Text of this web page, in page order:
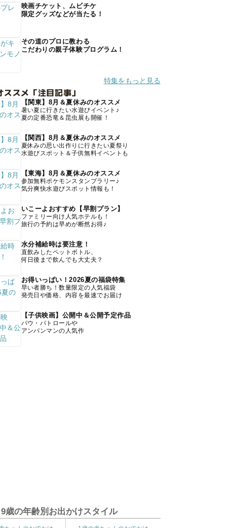
映画チケット、ムビチケ
限定グッズなどが当たる！
その道のプロに教わる
こだわりの親子体験プログラム！
特集をもっと見る
ススメ「注目記事」
【関東】8月＆夏休みのオススメ
暑い夏に行きたい水遊びイベント♪
夏の定番恐竜＆昆虫展も開催！
【関西】8月＆夏休みのオススメ
夏休みの思い出作りに行きたい夏祭り
水遊びスポット＆子供無料イベントも
【東海】8月＆夏休みのオススメ
参加無料ポケモンスタンプラリー♪
気分爽快水遊びスポット情報も！
いこーよおすすめ【早割プラン】
ファミリー向け人気ホテルも！
旅行の予約は早めが断然お得♪
水分補給時は要注意！
直飲みしたペットボトル、
何日後まで飲んでも大丈夫？
お得いっぱい！2026夏の福袋特集
早い者勝ち！数量限定の人気福袋
発売日や価格、内容を最速でお届け
【子供映画】公開中＆公開予定作品
パウ・パトロールや
アンパンマンの人気作
歳の年齢別お出かけスタイル